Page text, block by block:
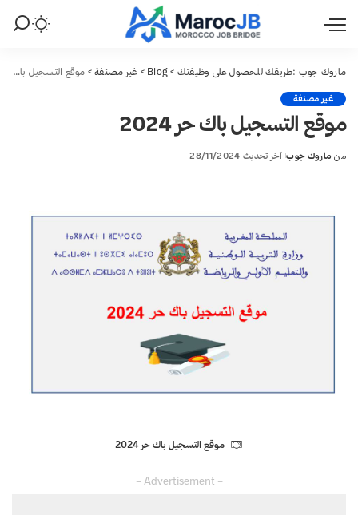
ماروك جوب :طريقك للحصول على وظيفتك >
Blog
> غير مصنفة> موقع التسجيل باك حر 2024
غير مصنفة
موقع التسجيل باك حر 2024
Posted
من ماروك جوب آخر تحديث 28/11/2024
موقع التسجيل باك حر 2024
– Advertisement –